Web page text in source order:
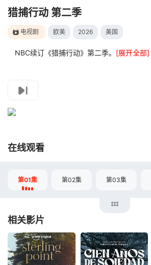
猎捕行动 第二季
电视剧 欧美 2026 美国
NBC续订《猎捕行动》第二季。 [展开全部]
如遇无法播放请
教程：把手机影
在线观看
第01集 第02集 第03集
相关影片